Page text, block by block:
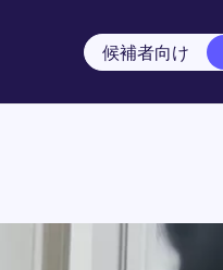
候補者向け